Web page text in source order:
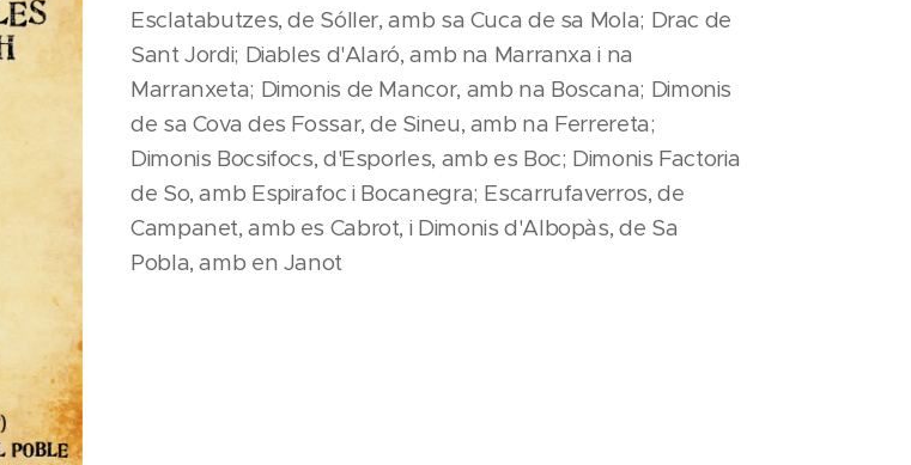
Esclatabutzes, de Sóller, amb sa Cuca de sa Mola; Drac de
Sant Jordi; Diables d'Alaró, amb na Marranxa i na
Marranxeta; Dimonis de Mancor, amb na Boscana; Dimonis
de sa Cova des Fossar, de Sineu, amb na Ferrereta;
Dimonis Bocsifocs, d'Esporles, amb es Boc; Dimonis Factoria
de So, amb Espirafoc i Bocanegra; Escarrufaverros, de
Campanet, amb es Cabrot, i Dimonis d'Albopàs, de Sa
Pobla, amb en Janot